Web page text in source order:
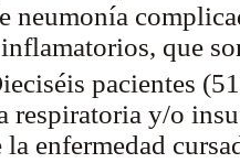
neumonía
que
pacientes
respiratoria y/o
la enfermedad